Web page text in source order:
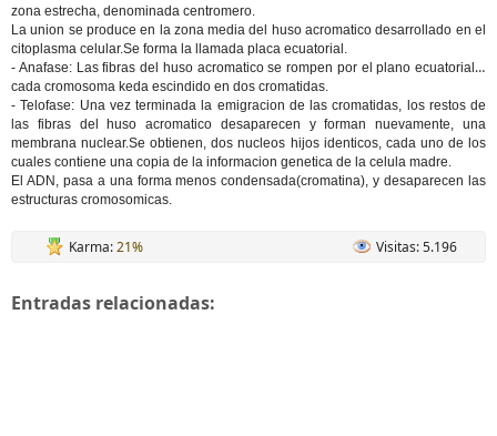
zona estrecha, denominada centromero.
La union se produce en la zona media del huso acromatico desarrollado en el
citoplasma celular.Se forma la llamada placa ecuatorial.
- Anafase: Las fibras del huso acromatico se rompen por el plano ecuatorial y
cada cromosoma keda escindido en dos cromatidas.
-Telofase: Una vez terminada la emigracion de las cromatidas, los restos de
las fibras del huso acromatico desaparecen y forman nuevamente, una
membrana nuclear.Se obtienen, dos nucleos hijos identicos, cada uno de los
cuales contiene una copia de la informacion genetica de la celula madre.
El ADN, pasa a una forma menos condensada(cromatina), y desaparecen las
estructuras cromosomicas.
Karma:21% Visitas: 5.196
Entradas relacionadas: